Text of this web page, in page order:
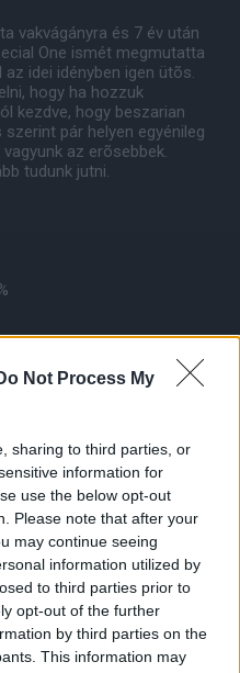
Not Process My
sharing to third parties, or
information for
use the below opt-out
Please note that after your
may continue seeing
information utilized by
to third parties prior to
opt-out of the further
by third parties on the
This information may
vakvágányra és 7 év után
One ismét megmutatta
idei idényben igen ütõs.
hogy ha hozzuk
kezdve, hogy beszarian
pár helyen egyénileg
az erõsebbek.
tudunk jutni.
jutottak tovább de el kell
a helyzet, hogy a
hogy
jobbak mint
ha meglepetést okozunk.
lenne az idén de hõsies
helyzetkihasználásával
az elmúlt néhány
a javukra